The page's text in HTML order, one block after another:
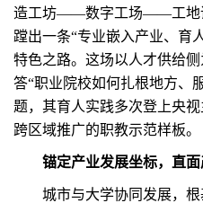
造工坊——数字工场——工地
蹚出一条“专业嵌入产业、育
特色之路。这场以人才供给
答“职业院校如何扎根地方、
题，其育人实践多次登上央
跨区域推广的职教示范样板。
锚定产业发展坐标，直
城市与大学协同发展，根